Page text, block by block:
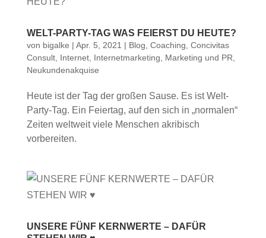
WELT-PARTY-TAG WAS FEIERST DU HEUTE?
von bigalke | Apr. 5, 2021 | Blog Coaching Concivitas
Consult, Internet, Internetmarketing Marketing und PR
Neukundenakquise
Heute ist der Tag der großen Sause. Es ist Welt-
Party-Tag. Ein Feiertag, auf den sich in „normalen“
Zeiten weltweit viele Menschen akribisch
vorbereiten.
UNSERE FÜNF KERNWERTE – DAFÜR